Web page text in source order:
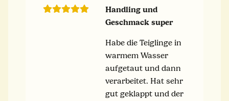
Handling und
Geschmack super
Habe die Teiglinge in
warmem Wasser
aufgetaut und dann
verarbeitet. Hat sehr
gut geklappt und der